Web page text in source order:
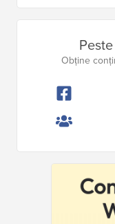
laterală
principală
Peste
Obține